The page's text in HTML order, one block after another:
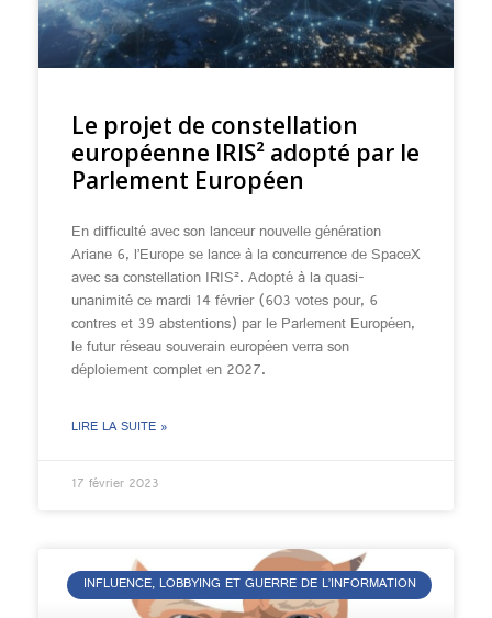
Le projet de constellation
européenne IRIS² adopté par le
Parlement Européen
En difficulté avec son lanceur nouvelle génération
Ariane 6, l’Europe se lance à la concurrence de SpaceX
avec sa constellation IRIS². Adopté à la quasi-
unanimité ce mardi 14 février (603 votes pour, 6
contres et 39 abstentions) par le Parlement Européen,
le futur réseau souverain européen verra son
déploiement complet en 2027.
LIRE LA SUITE »
17 février 2023
INFLUENCE, LOBBYING ET GUERRE DE L’INFORMATION